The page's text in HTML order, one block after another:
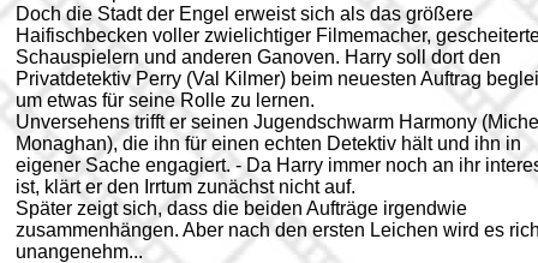
Doch die Stadt der Engel erweist sich als das größere
Haifischbecken voller zwielichtiger Filmemacher,
Schauspielern und anderen Ganoven. Harry soll dort den
Privatdetektiv Perry (Val Kilmer) beim neuesten Auftrag
um etwas für seine Rolle zu lernen.
Unversehens trifft er seinen Jugendschwarm Harmony
Monaghan), die ihn für einen echten Detektiv hält und ihn in
eigener Sache engagiert. - Da Harry immer noch an ihr
ist, klärt er den Irrtum zunächst nicht auf.
Später zeigt sich, dass die beiden Aufträge irgendwie
zusammenhängen. Aber nach den ersten Leichen wird es
unangenehm...